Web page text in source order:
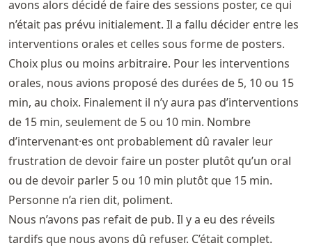
avons alors décidé de faire des sessions poster, ce qui
n’était pas prévu initialement. Il a fallu décider entre les
interventions orales et celles sous forme de posters.
Choix plus ou moins arbitraire. Pour les interventions
orales, nous avions proposé des durées de 5, 10 ou 15
min, au choix. Finalement il n’y aura pas d’interventions
de 15 min, seulement de 5 ou 10 min. Nombre
d’intervenant·es ont probablement dû ravaler leur
frustration de devoir faire un poster plutôt qu’un oral
ou de devoir parler 5 ou 10 min plutôt que 15 min.
Personne n’a rien dit, poliment.
Nous n’avons pas refait de pub. Il y a eu des réveils
tardifs que nous avons dû refuser. C’était complet.